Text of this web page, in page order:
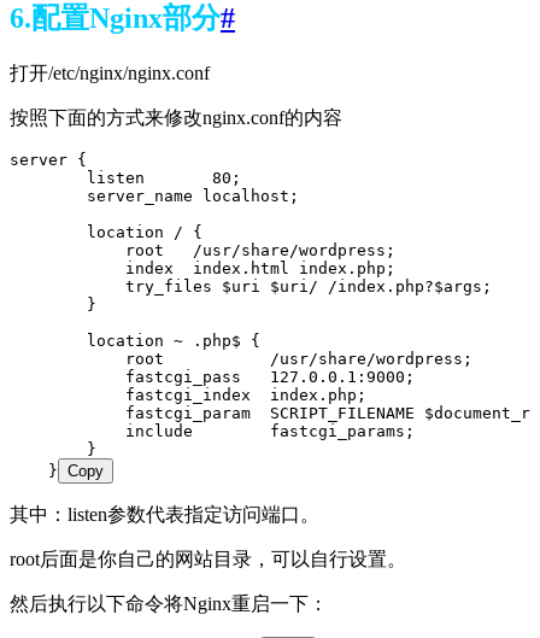
6.配置Nginx部分#
打开/etc/nginx/nginx.conf
按照下面的方式来修改nginx.conf的内容
server {
        listen       80;
        server_name localhost;
        location / {
            root   /usr/share/wordpress;
            index  index.html index.php;
            try_files $uri $uri/ /index.php?$args;
        }
        location ~ .php$ {
            root           /usr/share/wordpress;
            fastcgi_pass   127.0.0.1:9000;
            fastcgi_index  index.php;
fastcgi_param  SCRIPT_FILENAME
            include        fastcgi_params;
        }
    }
Copy
其中：listen参数代表指定访问端口。
root后面是你自己的网站目录，可以自行设置。
然后执行以下命令将Nginx重启一下：